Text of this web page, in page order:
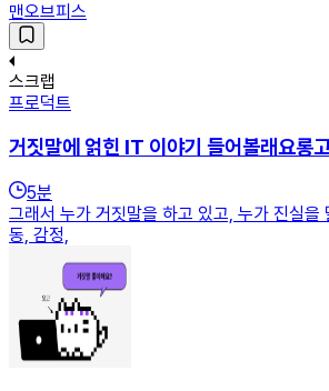
맨오브피스
스크랩
프로덕트
거짓말에 얽힌 IT 이야기 들어볼래요롱
5분
그래서 누가 거짓말을 하고 있고, 누가 진실
동, 감정,